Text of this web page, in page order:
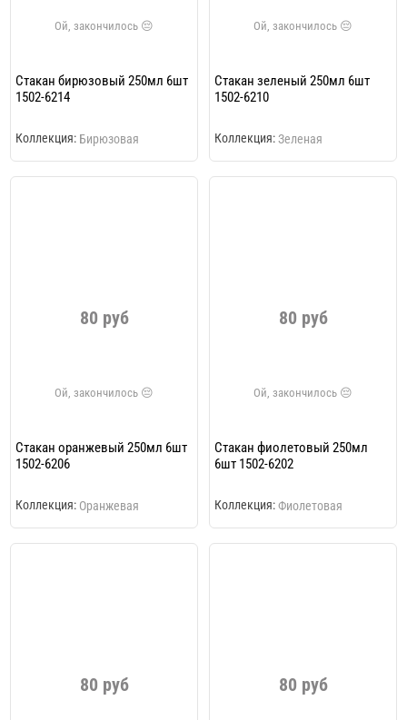
Стакан бирюзовый 250мл 6шт
1502-6214
Коллекция: Бирюзовая
Стакан зеленый 250мл 6шт
1502-6210
Коллекция:Зеленая
80 руб
Стакан оранжевый 250мл 6шт
1502-6206
Коллекция: Оранжевая
80 руб
Стакан фиолетовый 250мл
6шт 1502-6202
Коллекция:Фиолетовая
80 руб 80 руб